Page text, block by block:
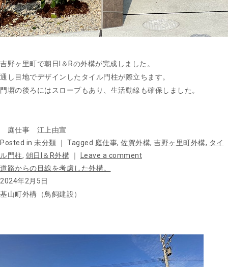
吉野ヶ里町で朝日I＆Rの外構が完成しました。
通し目地でデザインしたタイル門柱が際立ちます。
門塀の後ろにはスロープもあり、生活動線も確保しました。
庭仕事 江上由宣
Posted in 未分類 ｜ Tagged 庭仕事, 佐賀外構, 吉野ヶ里町外構, タイ
ル門柱, 朝日I＆R外構 ｜
Leave a comment
道路からの目線を考慮した外構。
2024年2月5日
基山町外構（鳥飼建設）